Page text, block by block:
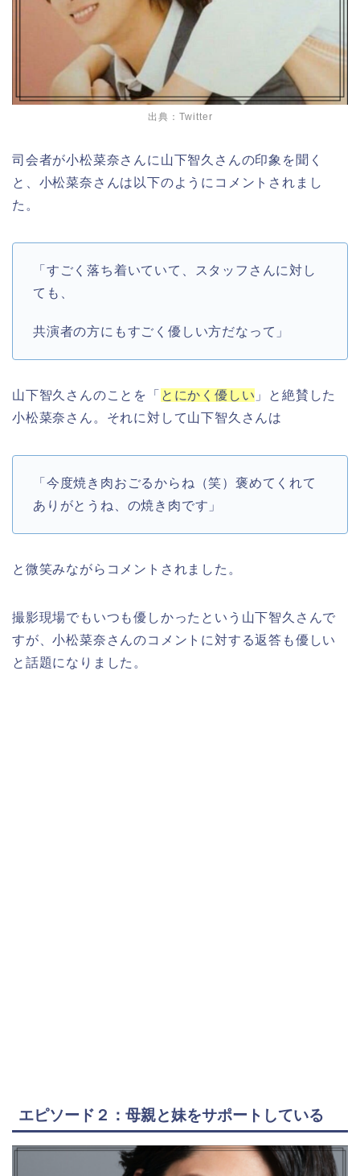
出典：Twitter
司会者が小松菜奈さんに山下智久さんの印象を聞く
と、小松菜奈さんは以下のようにコメントされまし
た。
「すごく落ち着いていて、スタッフさんに対し
ても、
共演者の方にもすごく優しい方だなって」
山下智久さんのことを「 とにかく優しい 」と絶賛した
小松菜奈さん。それに対して山下智久さんは
「今度焼き肉おごるからね（笑）褒めてくれて
ありがとうね、の焼き肉です」
と微笑みながらコメントされました。
撮影現場でもいつも優しかったという山下智久さんで
すが、小松菜奈さんのコメントに対する返答も優しい
と話題になりました。
エピソード２：母親と妹をサポートしている